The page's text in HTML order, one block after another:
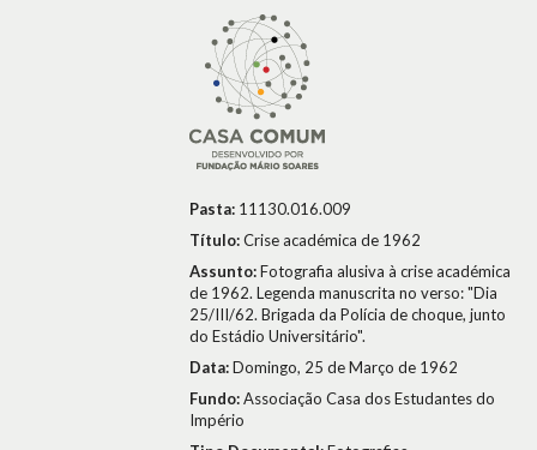
Pasta: 11130.016.009
Título:Crise académica de 1962
Assunto:Fotografia alusiva à crise académica
de 1962. Legenda manuscrita no verso: "Dia
25/III/62. Brigada da Polícia de choque, junto
do Estádio Universitário".
Data:Domingo, 25 de Março de 1962
Fundo:Associação Casa dos Estudantes do
Império